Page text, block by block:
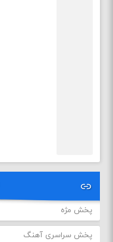
پخش مژه
پخش سراسری آهنگ